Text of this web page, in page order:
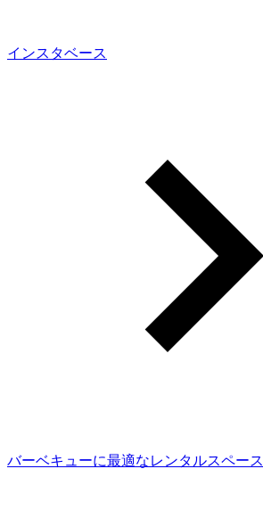
インスタベース
バーベキューに最適なレンタルスペース